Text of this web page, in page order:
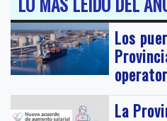
Los
La